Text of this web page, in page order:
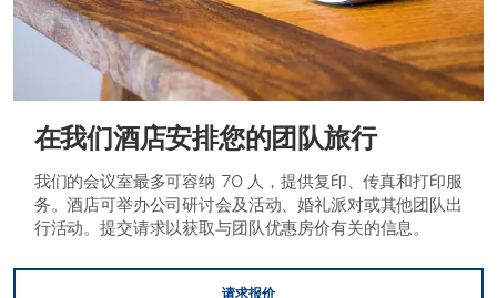
在我们酒店安排您的团队旅行
我们的会议室最多可容纳 70 人，提供复印、传真和打印服
务。酒店可举办公司研讨会及活动、婚礼派对或其他团队出
行活动。提交请求以获取与团队优惠房价有关的信息。
请求报价